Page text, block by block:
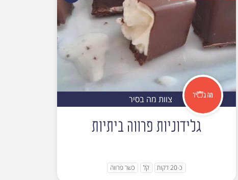
צוות מה בסיר
גלידוניות פרווה ביתיות
כ-20 דקות קל כשר פרווה